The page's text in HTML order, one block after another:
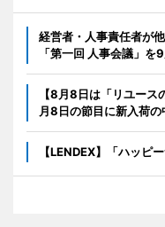
経営者・人事責任者が
「第一回 人事会議」
【8月8日は「リユー
月8日の節目に新入荷
【LENDEX】「ハッピ